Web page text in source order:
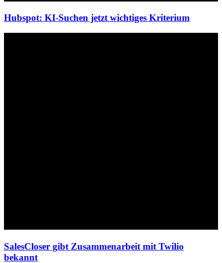
Hubspot: KI-Suchen jetzt wichtiges Kriterium
SalesCloser gibt Zusammenarbeit mit Twilio
bekannt